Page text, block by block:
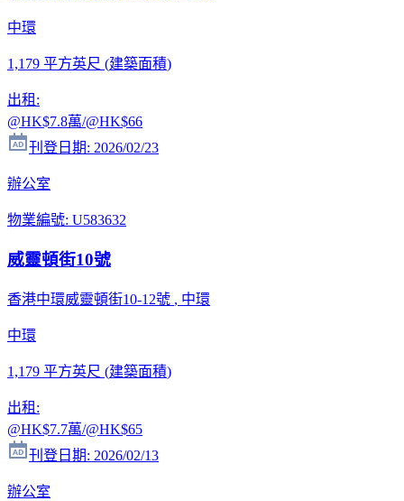
中環
1,179 平方英尺 (建築面積)
出租 :
@HK$7.8萬/@HK$66
刊登日期: 2026/02/23
辦公室
物業編號: U583632
威靈頓街10號
香港中環威靈頓街10-12號 , 中環
中環
1,179 平方英尺 (建築面積)
出租 :
@HK$7.7萬/@HK$65
刊登日期: 2026/02/13
辦公室